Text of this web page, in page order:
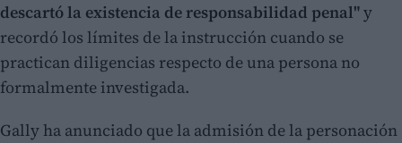
descartó la existencia de responsabilidad penal"y
recordó los límites de la instrucción cuando se
practican diligencias respecto de una persona no
formalmente investigada.
Gally ha anunciado que la admisión de la personación